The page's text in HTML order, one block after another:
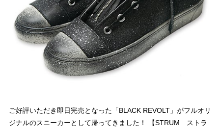
ご好評いただき即日完売となった「BLACK REVOLT」がフルオリ
ジナルのスニーカーとして帰ってきました！ 【STRUM ストラ